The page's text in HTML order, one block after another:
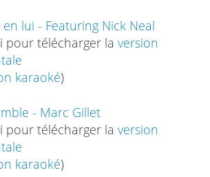
lui - Featuring Nick Neal
pour télécharger la version
karaoké)
- Marc Gillet
pour télécharger la version
karaoké)